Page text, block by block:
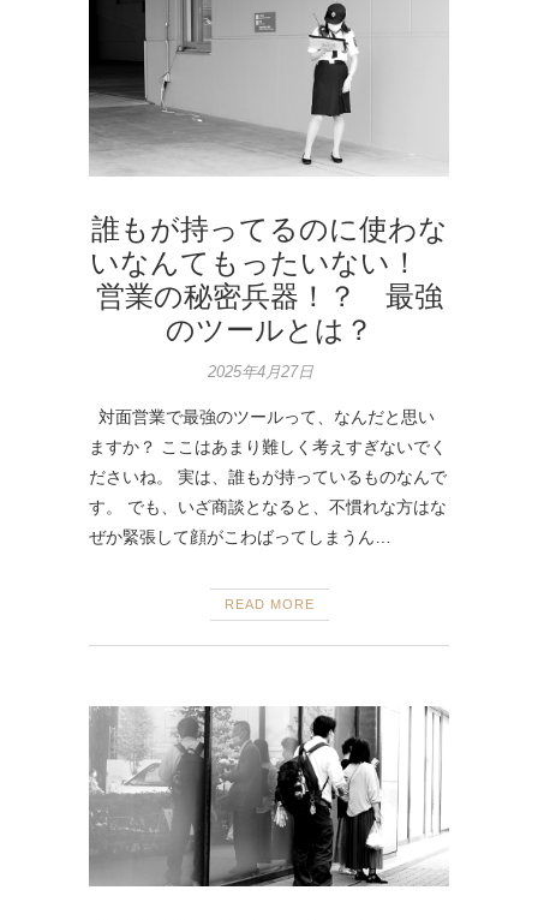
誰もが持ってるのに使わな
いなんてもったいない！
営業の秘密兵器！？ 最強
のツールとは？
2025年4月27日
対面営業で最強のツールって、なんだと思い
ますか？ ここはあまり難しく考えすぎないでく
ださいね。 実は、誰もが持っているものなんで
す。 でも、いざ商談となると、不慣れな方はな
ぜか緊張して顔がこわばってしまうん…
READ MORE